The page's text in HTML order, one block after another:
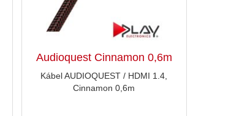
Audioquest Cinnamon 0,6m
Kábel AUDIOQUEST / HDMI 1.4,
Cinnamon 0,6m